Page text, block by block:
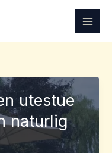
utestue
naturlig